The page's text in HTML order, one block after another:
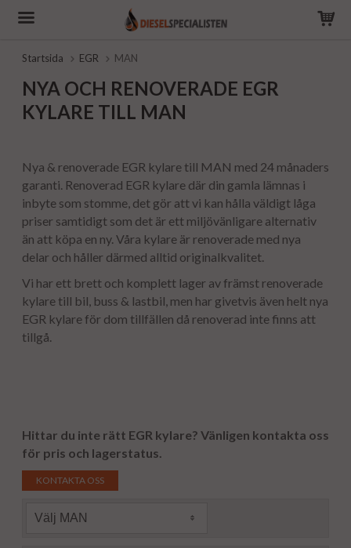
Startsida EGR MAN
NYA OCH RENOVERADE EGR
KYLARE TILL MAN
Nya & renoverade EGR kylare till MAN med 24 månaders
garanti. Renoverad EGR kylare där din gamla lämnas i
inbyte som stomme, det gör att vi kan hålla väldigt låga
priser samtidigt som det är ett miljövänligare alternativ
än att köpa en ny. Våra kylare är renoverade med nya
delar och håller därmed alltid originalkvalitet.
Vi har ett brett och komplett lager av främst renoverade
kylare till bil, buss & lastbil, men har givetvis även helt nya
EGR kylare för dom tillfällen då renoverad inte finns att
tillgå.
Hittar du inte rätt EGR kylare? Vänligen kontakta oss
för pris och lagerstatus.
KONTAKTA OSS
Välj MAN